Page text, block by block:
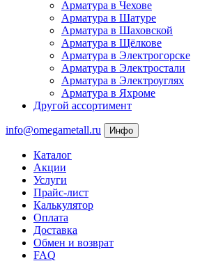
Арматура в Чехове
Арматура в Шатуре
Арматура в Шаховской
Арматура в Щёлкове
Арматура в Электрогорске
Арматура в Электростали
Арматура в Электроуглях
Арматура в Яхроме
Другой ассортимент
info@omegametall.ru Инфо
Каталог
Акции
Услуги
Прайс-лист
Калькулятор
Оплата
Доставка
Обмен и возврат
FAQ